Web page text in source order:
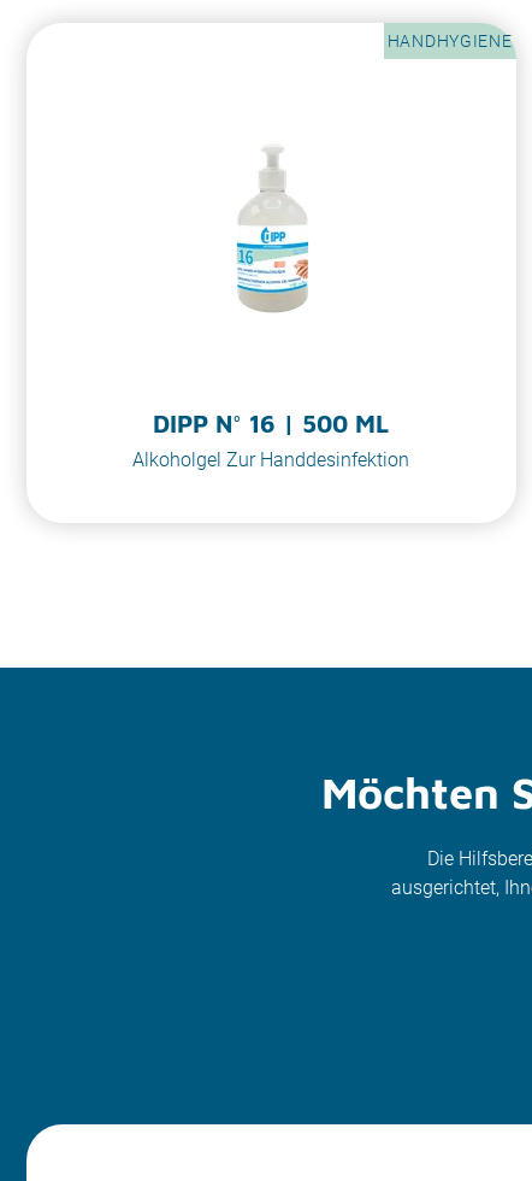
HANDHYGIENE
DIPP N° 16 | 500 ML
Alkoholgel Zur Handdesinfektion
Möchten
Die
ausgerichtet,